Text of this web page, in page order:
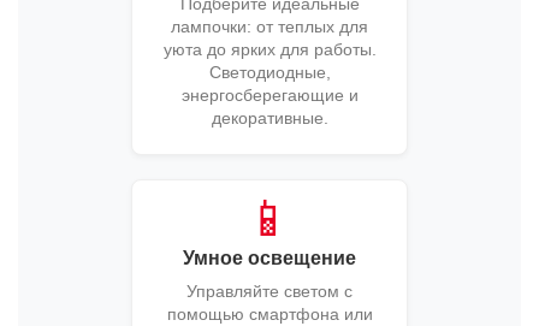
лампочки: от теплых для
уюта до ярких для работы.
Светодиодные,
энергосберегающие и
декоративные.
📱
Умное освещение
Управляйте светом с
помощью смартфона или